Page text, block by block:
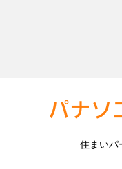
住まいパ